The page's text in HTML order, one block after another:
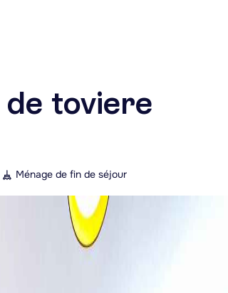
de toviere
Ménage de fin de séjour